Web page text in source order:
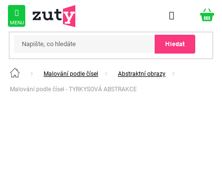
Přejít
obsah
Hledat
Domů Malování podle čísel Abstraktní obrazy
Malování podle čísel - TYRKYSOVÁ ABSTRAKCE